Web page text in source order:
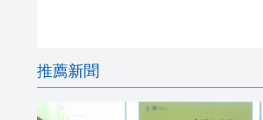
推薦新聞